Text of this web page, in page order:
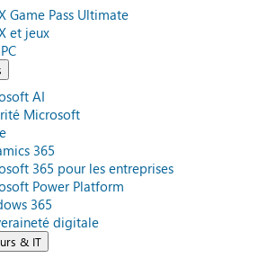
Game Pass Ultimate
et jeux
AI
Microsoft
365
365 pour les entreprises
Power Platform
365
digitale
& IT